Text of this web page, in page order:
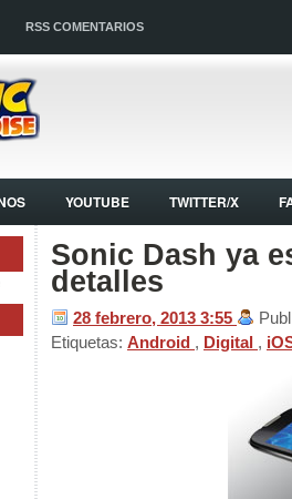
RSS COMENTARIOS
YOUTUBE TWITTER/X
Sonic Dash ya
detalles
28 febrero, 2013 3:55
Etiquetas: Android , Digital ,